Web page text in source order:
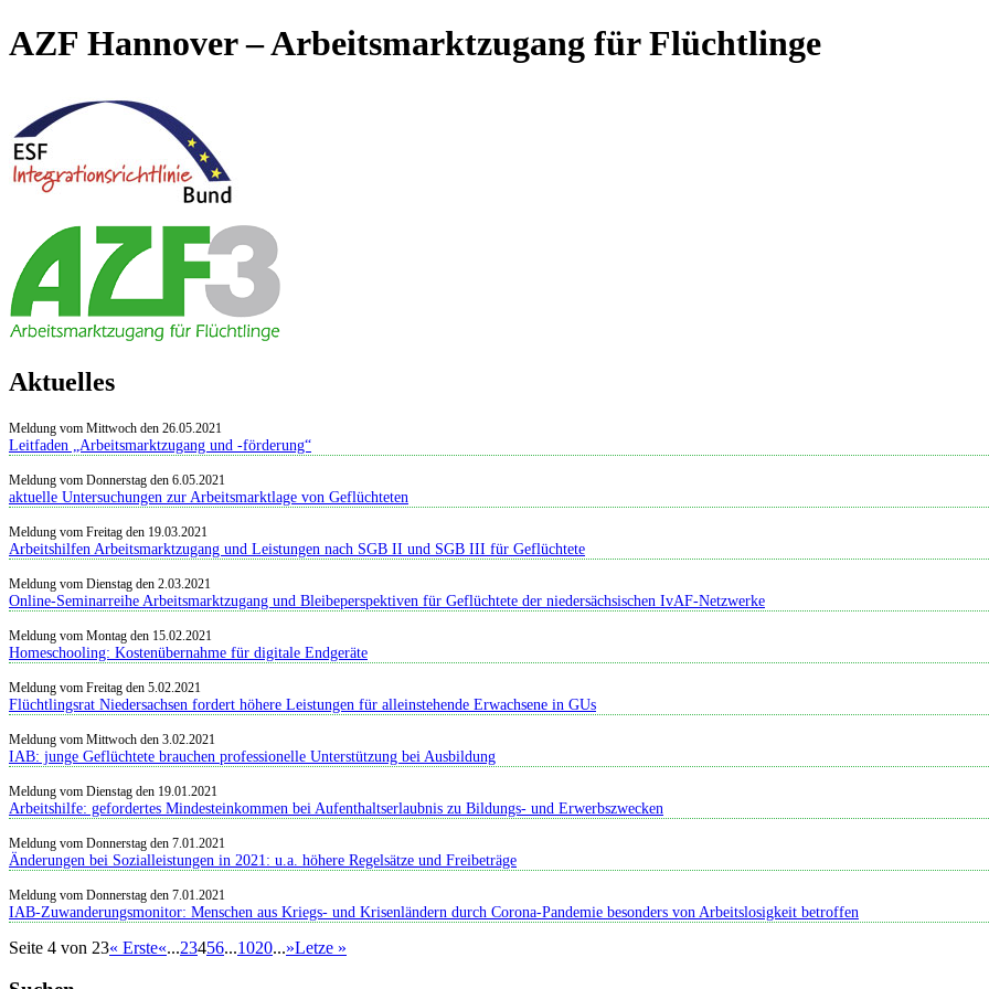
AZF Hannover – Arbeitsmarktzugang für Flüchtlinge
Aktuelles
Meldung vom Mittwoch den 26.05.2021
Leitfaden „Arbeitsmarktzugang und -förderung“
Meldung vom Donnerstag den 6.05.2021
aktuelle Untersuchungen zur Arbeitsmarktlage von Geflüchteten
Meldung vom Freitag den 19.03.2021
Arbeitshilfen Arbeitsmarktzugang und Leistungen nach SGB II und SGB III für Geflüchtete
Meldung vom Dienstag den 2.03.2021
Online-Seminarreihe Arbeitsmarktzugang und Bleibeperspektiven für Geflüchtete der niedersächsischen IvAF-Netzwerke
Meldung vom Montag den 15.02.2021
Homeschooling: Kostenübernahme für digitale Endgeräte
Meldung vom Freitag den 5.02.2021
Flüchtlingsrat Niedersachsen fordert höhere Leistungen für alleinstehende Erwachsene in GUs
Meldung vom Mittwoch den 3.02.2021
IAB: junge Geflüchtete brauchen professionelle Unterstützung bei Ausbildung
Meldung vom Dienstag den 19.01.2021
Arbeitshilfe: gefordertes Mindesteinkommen bei Aufenthaltserlaubnis zu Bildungs- und Erwerbszwecken
Meldung vom Donnerstag den 7.01.2021
Änderungen bei Sozialleistungen in 2021: u.a. höhere Regelsätze und Freibeträge
Meldung vom Donnerstag den 7.01.2021
IAB-Zuwanderungsmonitor: Menschen aus Kriegs- und Krisenländern durch Corona-Pandemie besonders von Arbeitslosigkeit betroffen
Seite 4 von 23« Erste«...23456...1020...»Letze »